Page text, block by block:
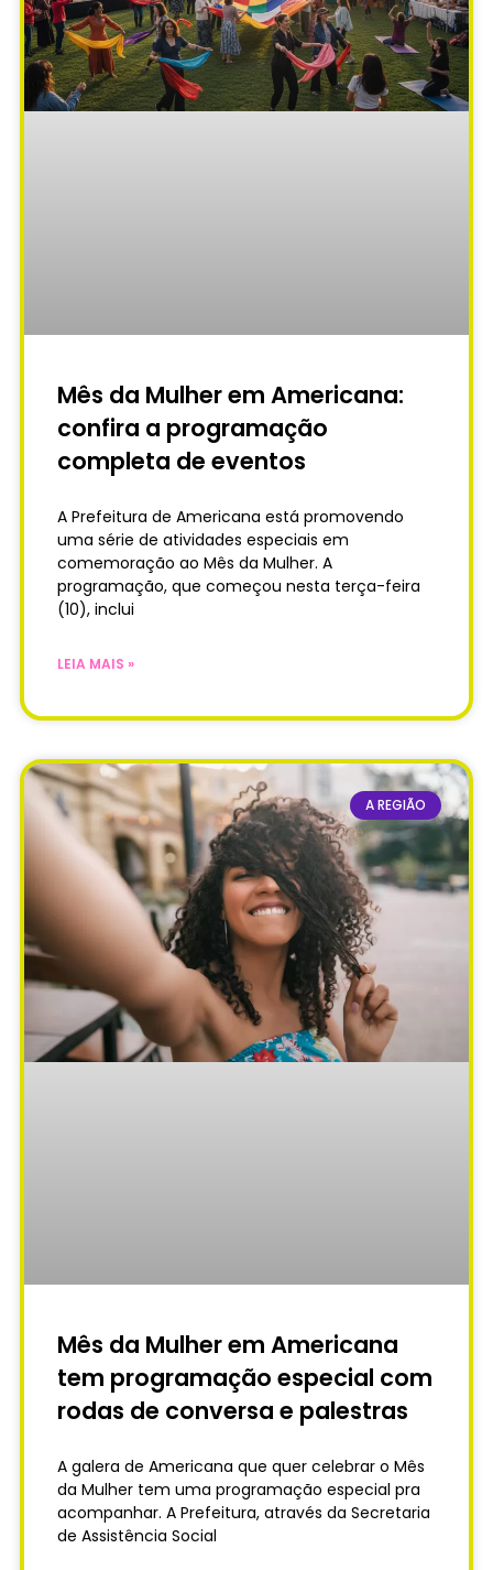
Mês da Mulher em Americana:
confira a programação
completa de eventos
A Prefeitura de Americana está promovendo
uma série de atividades especiais em
comemoração ao Mês da Mulher. A
programação, que começou nesta terça-feira
(10), inclui
LEIA MAIS »
A REGIÃO
Mês da Mulher em Americana
tem programação especial com
rodas de conversa e palestras
A galera de Americana que quer celebrar o Mês
da Mulher tem uma programação especial pra
acompanhar. A Prefeitura, através da Secretaria
de Assistência Social